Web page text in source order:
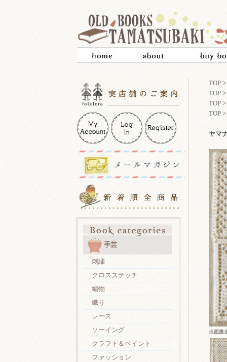
手芸
刺繍
クロスステッチ
編物
織り
レース
ソーイング
クラフト＆ペイント
ファッション
TOP >
TOP >
TOP >
TOP >
ヤマ
※画像